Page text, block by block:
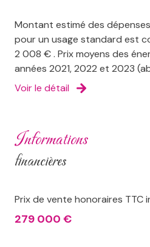
Montant estimé des
pour un usage standard est
2 008 € . Prix moyens des
années 2021, 2022 et 2023
Voir le détail
informations
financières
Prix de vente honoraires TTC
279 000 €